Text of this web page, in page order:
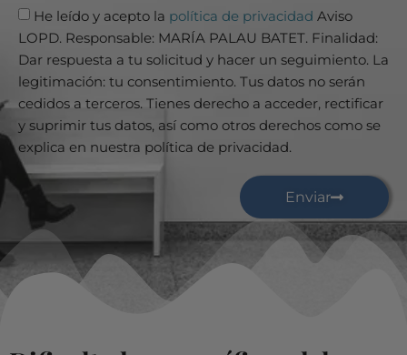
He leído y acepto la política de privacidad Aviso
LOPD. Responsable: MARÍA PALAU BATET. Finalidad:
Dar respuesta a tu solicitud y hacer un seguimiento. La
legitimación: tu consentimiento. Tus datos no serán
cedidos a terceros. Tienes derecho a acceder, rectificar
y suprimir tus datos, así como otros derechos como se
explica en nuestra política de privacidad.
Enviar